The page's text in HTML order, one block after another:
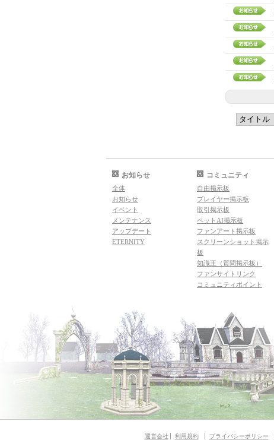
お知らせ
全体
お知らせ
イベント
メンテナンス
アップデート
ETERNITY
コミュニティ
自由掲示板
プレイヤー掲示板
取引掲示板
ペットAI掲示板
ファンアート掲示板
スクリーンショット掲示
板
知識王（質問掲示板）
ファンサイトリンク
コミュニティポイント
運営会社 利用規約 プライバシーポリシー